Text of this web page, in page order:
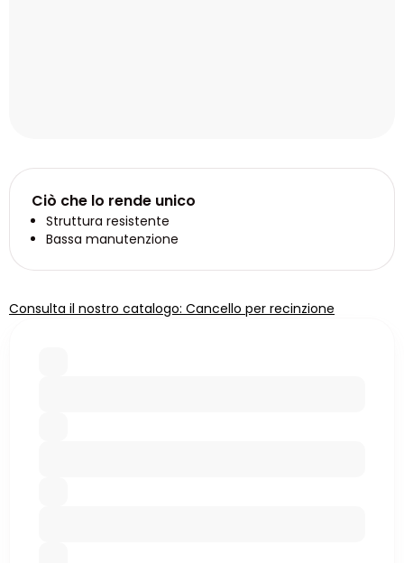
Ciò che lo rende unico
Struttura resistente
Bassa manutenzione
Consulta il nostro catalogo: Cancello per recinzione